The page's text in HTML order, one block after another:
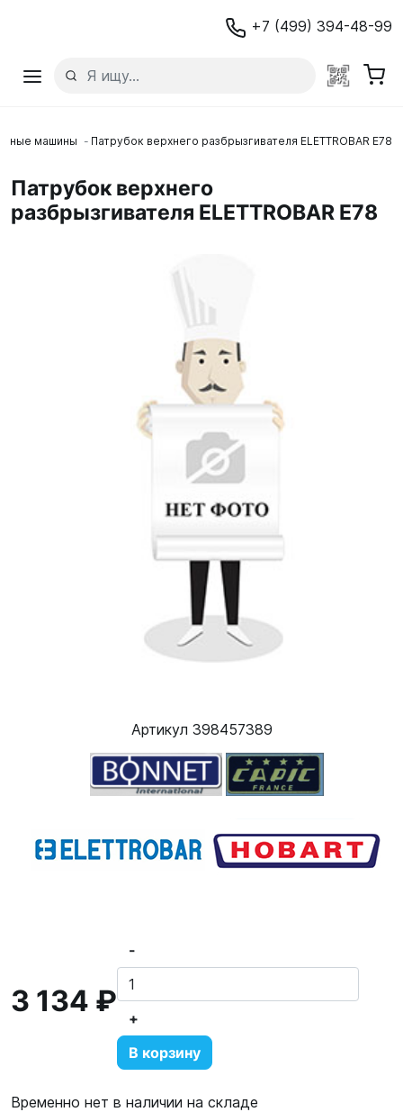
+7 (499) 394-48-99
машины Патрубок верхнего разбрызгивателя ELETTROBAR E78
Патрубок верхнего
разбрызгивателя ELETTROBAR E78
Артикул 398457389
3 134 ₽
-
+
В корзину
Временно нет в наличии на складе